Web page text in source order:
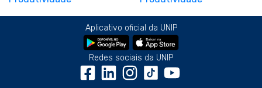
Aplicativo oficial da UNIP
Redes sociais da UNIP